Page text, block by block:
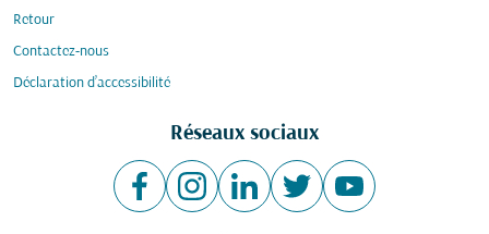
Retour
Contactez-nous
Déclaration d’accessibilité
Réseaux sociaux